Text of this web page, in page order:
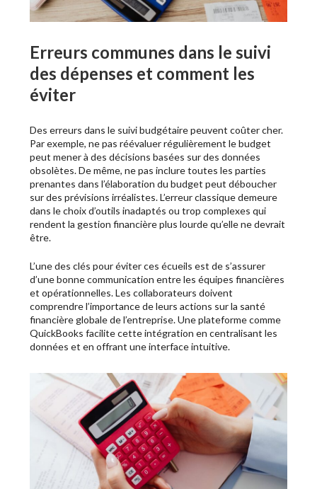
Erreurs communes dans le suivi
des dépenses et comment les
éviter
Des erreurs dans le suivi budgétaire peuvent coûter cher.
Par exemple, ne pas réévaluer régulièrement le budget
peut mener à des décisions basées sur des données
obsolètes. De même, ne pas inclure toutes les parties
prenantes dans l’élaboration du budget peut déboucher
sur des prévisions irréalistes. L’erreur classique demeure
dans le choix d’outils inadaptés ou trop complexes qui
rendent la gestion financière plus lourde qu’elle ne devrait
être.
L’une des clés pour éviter ces écueils est de s’assurer
d’une bonne communication entre les équipes financières
et opérationnelles. Les collaborateurs doivent
comprendre l’importance de leurs actions sur la santé
financière globale de l’entreprise. Une plateforme comme
QuickBooks facilite cette intégration en centralisant les
données et en offrant une interface intuitive.